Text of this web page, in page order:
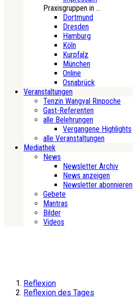
Praxisgruppen in ...
Dortmund
Dresden
Hamburg
Köln
Kurpfalz
München
Online
Osnabrück
Veranstaltungen
Tenzin Wangyal Rinpoche
Gast-Referenten
alle Belehrungen
Vergangene Highlights
alle Veranstaltungen
Mediathek
News
Newsletter Archiv
News anzeigen
Newsletter abonnieren
Gebete
Mantras
Bilder
Videos
Reflexion
Reflexion des Tages